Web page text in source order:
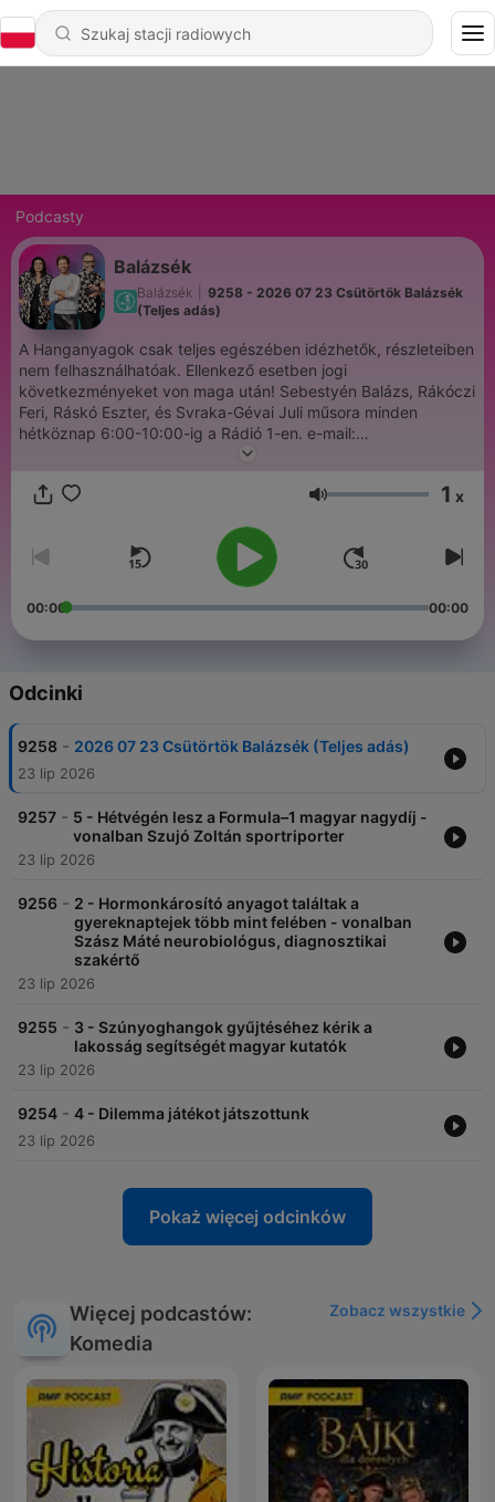
Podcasty
Balázsék
Balázsék
9258 - 2026 07 23 Csütörtök Balázsék
(Teljes adás)
A Hanganyagok csak teljes egészében idézhetők, részleteiben
nem felhasználhatóak. Ellenkező esetben jogi
következményeket von maga után! Sebestyén Balázs, Rákóczi
Feri, Ráskó Eszter, és Svraka-Gévai Juli műsora minden
hétköznap 6:00-10:00-ig a Rádió 1-en. e-mail:
balazsek@radio1.hu SMS/tel./Viber:+36203111111
Głośność 1 x
00:00 00:00
Odcinki
9258 - 2026 07 23 Csütörtök Balázsék (Teljes adás)
23 lip 2026
9257 - 5 - Hétvégén lesz a Formula–1 magyar nagydíj -
vonalban Szujó Zoltán sportriporter
23 lip 2026
9256 - 2 - Hormonkárosító anyagot találtak a
gyereknaptejek több mint felében - vonalban
Szász Máté neurobiológus, diagnosztikai
szakértő
23 lip 2026
9255 - 3 - Szúnyoghangok gyűjtéséhez kérik a
lakosság segítségét magyar kutatók
23 lip 2026
9254 - 4 - Dilemma játékot játszottunk
23 lip 2026
Pokaż więcej odcinków
Więcej podcastów:
Komedia
Zobacz wszystkie